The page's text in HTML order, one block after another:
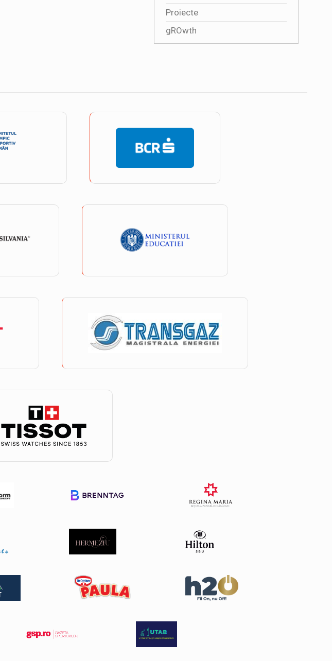
Proiecte
gROwth